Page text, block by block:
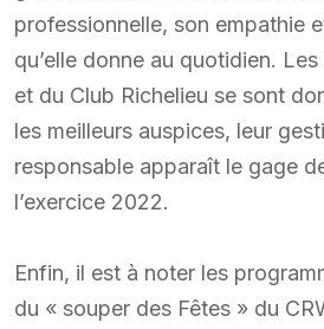
professionnelle, son empathie
qu’elle donne au quotidien.
et du Club Richelieu se sont
les meilleurs auspices, leur
responsable apparaît le gage
l’exercice 2022.
Enfin, il est à noter les
du « souper des Fêtes » du